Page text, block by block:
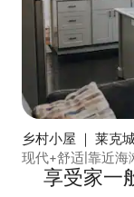
乡村小屋 ｜ 莱克
现代+舒适|靠近海
享受家一